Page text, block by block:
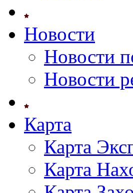
Новости
Новости
Новости
Карта
Карта
Карта